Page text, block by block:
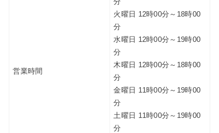
営業時間
分
火曜日 12時00分～18時00
分
水曜日 12時00分～19時00
分
木曜日 12時00分～18時00
分
金曜日 11時00分～19時00
分
土曜日 11時00分～19時00
分